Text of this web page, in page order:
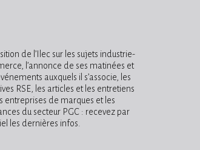
de l’Ilec sur les sujets industrie-
l’annonce de ses matinées et
auxquels il s’associe, les
RSE, les articles et les entretiens
entreprises de marques et les
du secteur PGC : recevez par
les dernières infos.